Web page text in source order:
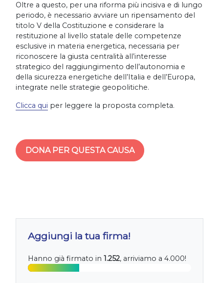
Oltre a questo, per una riforma più incisiva e di lungo
periodo, è necessario avviare un ripensamento del
titolo V della Costituzione e considerare la
restituzione al livello statale delle competenze
esclusive in materia energetica, necessaria per
riconoscere la giusta centralità all’interesse
strategico del raggiungimento dell’autonomia e
della sicurezza energetiche dell’Italia e dell’Europa,
integrate nelle strategie geopolitiche.
Clicca qui per leggere la proposta completa.
DONA PER QUESTA CAUSA
Aggiungi la tua firma!
Hanno già firmato in 1.252, arriviamo a 4.000!